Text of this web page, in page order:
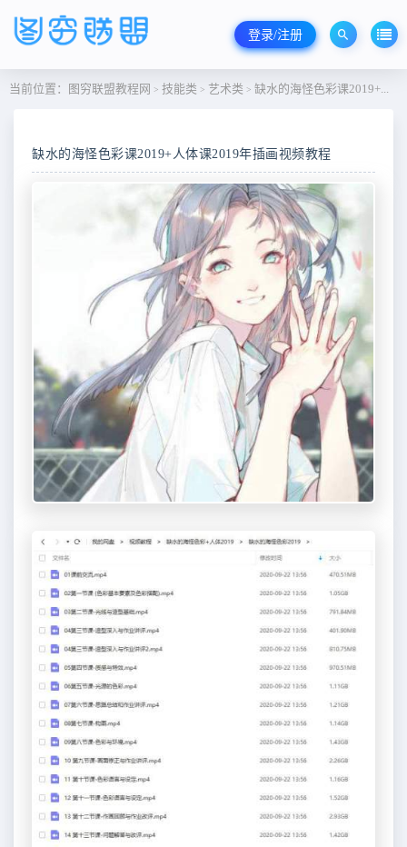
登录/注册
当前位置： 图穷联盟教程网 > 技能类 > 艺术类 > 缺水的海怪色彩课2019+人体课2019年插画视频教程
缺水的海怪色彩课2019+人体课2019年插画视频教程